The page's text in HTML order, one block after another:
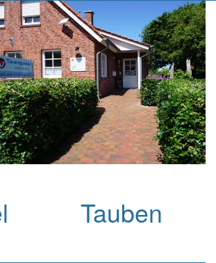
Über uns
Kleintierpraxis
Großtierpraxis
Kontakt & Anfahrt
Tauben